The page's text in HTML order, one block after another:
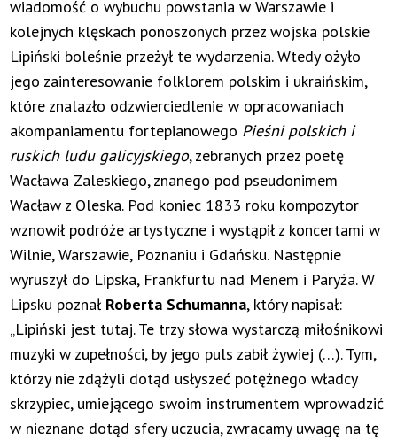
wiadomość o wybuchu powstania w Warszawie i
kolejnych klęskach ponoszonych przez wojska polskie
Lipiński boleśnie przeżył te wydarzenia. Wtedy ożyło
jego zainteresowanie folklorem polskim i ukraińskim,
które znalazło odzwierciedlenie w opracowaniach
akompaniamentu fortepianowego Pieśni polskich i
ruskich ludu galicyjskiego, zebranych przez poetę
Wacława Zaleskiego, znanego pod pseudonimem
Wacław z Oleska. Pod koniec 1833 roku kompozytor
wznowił podróże artystyczne i wystąpił z koncertami w
Wilnie, Warszawie, Poznaniu i Gdańsku. Następnie
wyruszył do Lipska, Frankfurtu nad Menem i Paryża. W
Lipsku poznał Roberta Schumanna, który napisał:
„Lipiński jest tutaj. Te trzy słowa wystarczą miłośnikowi
muzyki w zupełności, by jego puls zabił żywiej (…). Tym,
którzy nie zdążyli dotąd usłyszeć potężnego władcy
skrzypiec, umiejącego swoim instrumentem wprowadzić
w nieznane dotąd sfery uczucia, zwracamy uwagę na tę